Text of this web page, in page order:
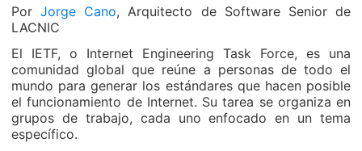
PorJorge Cano, Arquitecto de Software Senior de
LACNIC
El IETF, o Internet Engineering Task Force, es una
comunidad global que reúne a personas de todo el
mundo para generar los estándares que hacen posible
el funcionamiento de Internet. Su tarea se organiza en
grupos de trabajo, cada uno enfocado en un tema
específico.